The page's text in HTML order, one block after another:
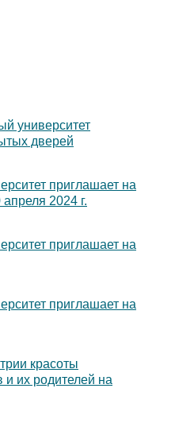
университет
дверей
приглашает на
2024 г.
приглашает на
приглашает на
красоты
и их родителей на